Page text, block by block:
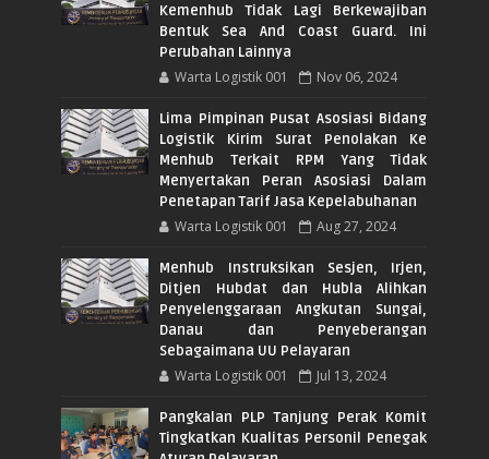
Kemenhub Tidak Lagi Berkewajiban
Bentuk Sea And Coast Guard. Ini
Perubahan Lainnya
Warta Logistik 001 Nov 06, 2024
Lima Pimpinan Pusat Asosiasi Bidang
Logistik Kirim Surat Penolakan Ke
Menhub Terkait RPM Yang Tidak
Menyertakan Peran Asosiasi Dalam
Penetapan Tarif Jasa Kepelabuhanan
Warta Logistik 001 Aug 27, 2024
Menhub Instruksikan Sesjen, Irjen,
Ditjen Hubdat dan Hubla Alihkan
Penyelenggaraan Angkutan Sungai,
Danau dan Penyeberangan
Sebagaimana UU Pelayaran
Warta Logistik 001 Jul 13, 2024
Pangkalan PLP Tanjung Perak Komit
Tingkatkan Kualitas Personil Penegak